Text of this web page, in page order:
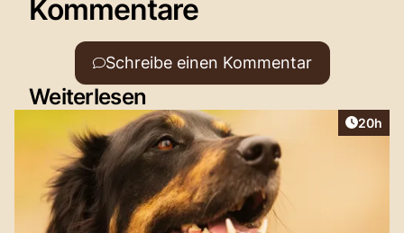
Kommentare
Schreibe einen Kommentar
Weiterlesen
Artikel
20h